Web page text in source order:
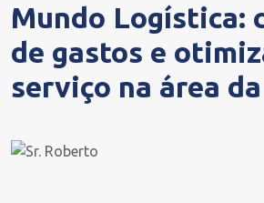
Mundo Logística:
de gastos e
serviço na área